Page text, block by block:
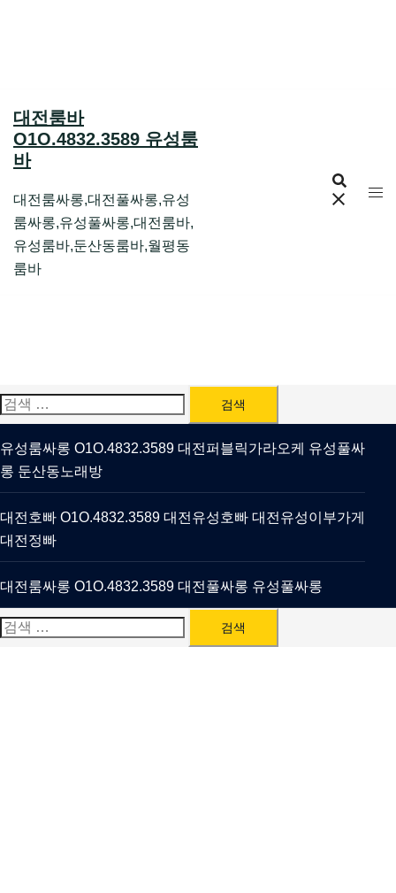
대전룸바
O1O.4832.3589 유성룸
바
대전룸싸롱,대전풀싸롱,유성
룸싸롱,유성풀싸롱,대전룸바,
유성룸바,둔산동룸바,월평동
룸바
검
색:
유성룸싸롱 O1O.4832.3589 대전퍼블릭가라오케 유성풀싸
롱 둔산동노래방
대전호빠 O1O.4832.3589 대전유성호빠 대전유성이부가게
대전정빠
대전룸싸롱 O1O.4832.3589 대전풀싸롱 유성풀싸롱
검